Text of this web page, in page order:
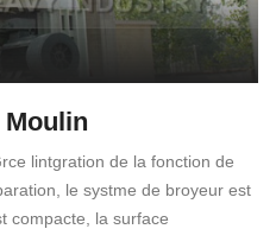
Moulin
lintgration de la fonction de
le systme de broyeur est
compacte, la surface